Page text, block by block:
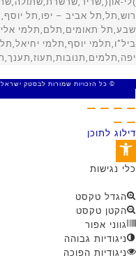
© כל הזכויות שמורות לבסטק ישראל
דילוג לתוכן
פתח סרגל נגישות
כלי נגישות
הגדל טקסט
הקטן טקסט
גווני אפור
ניגודיות גבוהה
ניגודיות הפוכה